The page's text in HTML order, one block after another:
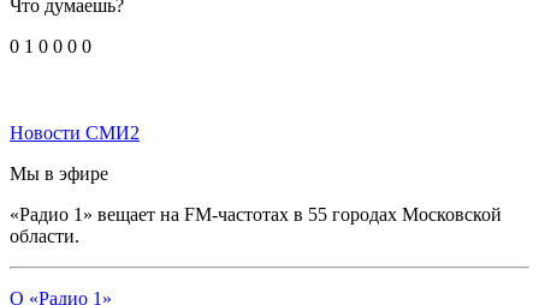
Что думаешь?
0 1 0 0 0 0
Новости СМИ2
Мы в эфире
«Радио 1» вещает на FM-частотах в 55 городах Московской
области.
О «Радио 1»